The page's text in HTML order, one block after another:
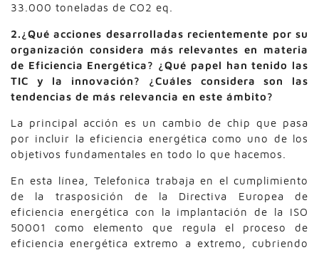
33.000 toneladas de CO2 eq.
2.¿Qué acciones desarrolladas recientemente por su
organización considera más relevantes en materia
de Eficiencia Energética? ¿Qué papel han tenido las
TIC y la innovación? ¿Cuáles considera son las
tendencias de más relevancia en este ámbito?
La principal acción es un cambio de chip que pasa
por incluir la eficiencia energética como uno de los
objetivos fundamentales en todo lo que hacemos.
En esta línea, Telefonica trabaja en el cumplimiento
de la trasposición de la Directiva Europea de
eficiencia energética con la implantación de la ISO
50001 como elemento que regula el proceso de
eficiencia energética extremo a extremo, cubriendo